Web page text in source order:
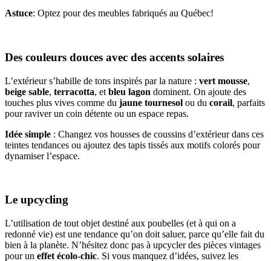
Astuce: Optez pour des meubles fabriqués au Québec!
Des couleurs douces avec des accents solaires
L’extérieur s’habille de tons inspirés par la nature : vert mousse,
beige sable, terracotta, et bleu lagon dominent. On ajoute des
touches plus vives comme du jaune tournesol ou du corail, parfaits
pour raviver un coin détente ou un espace repas.
Idée simple : Changez vos housses de coussins d’extérieur dans ces
teintes tendances ou ajoutez des tapis tissés aux motifs colorés pour
dynamiser l’espace.
Le upcycling
L’utilisation de tout objet destiné aux poubelles (et à qui on a
redonné vie) est une tendance qu’on doit saluer, parce qu’elle fait du
bien à la planète. N’hésitez donc pas à upcycler des pièces vintages
pour un effet écolo-chic. Si vous manquez d’idées, suivez les